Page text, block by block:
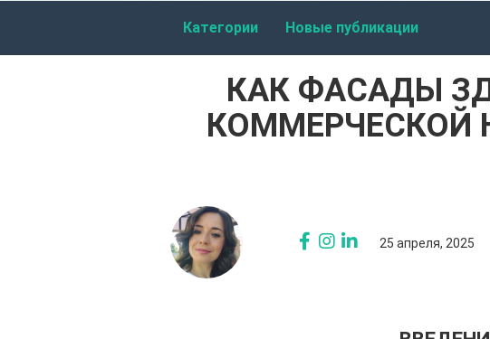
Новые публикации
Категории
КАК ФАСАДЫ
КОММЕРЧЕСКОЙ
25 апреля, 2025